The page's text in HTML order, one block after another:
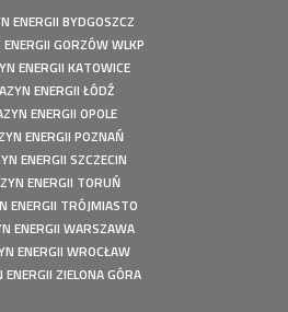
energii - Gorzów Śląski -
o mocy: 20,16 kWp
Instalacja fotowoltaiczna
energii - Szczecin - Instalacja
6,1 kWp
energii - Wołuszewo -
o mocy: 9,81 kWp
- Instalacja fotowoltaiczna o
energii - Borek - Instalacja
7,77 kWp
ENERGII BYDGOSZCZ
GORZÓW WLKP
ENERGII KATOWICE
ENERGII ŁÓDŹ
ENERGII OPOLE
ENERGII POZNAŃ
ENERGII SZCZECIN
ENERGII TORUŃ
ENERGII TRÓJMIASTO
ENERGII WARSZAWA
ENERGII WROCŁAW
ZIELONA GÓRA